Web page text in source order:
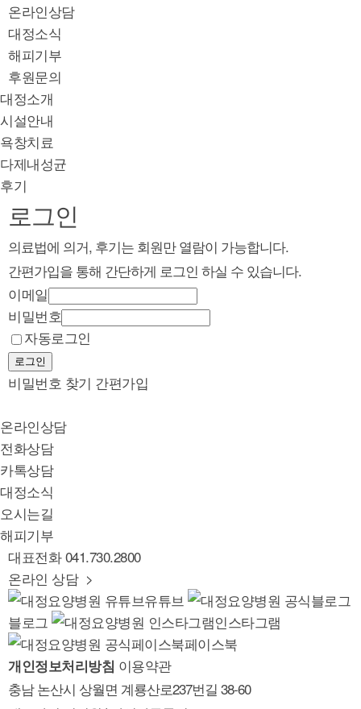
온라인상담
대정소식
해피기부
후원문의
대정소개
시설안내
욕창치료
다제내성균
후기
로그인
의료법에 의거, 후기는 회원만 열람이 가능합니다.
간편가입을 통해 간단하게 로그인 하실 수 있습니다.
이메일
비밀번호
자동로그인
로그인
비밀번호 찾기 간편가입
온라인상담
전화상담
카톡상담
대정소식
오시는길
해피기부
대표전화 041.730.2800
온라인 상담 >
유튜브
블로그
인스타그램
페이스북
개인정보처리방침 이용약관
충남 논산시 상월면 계룡산로237번길 38-60